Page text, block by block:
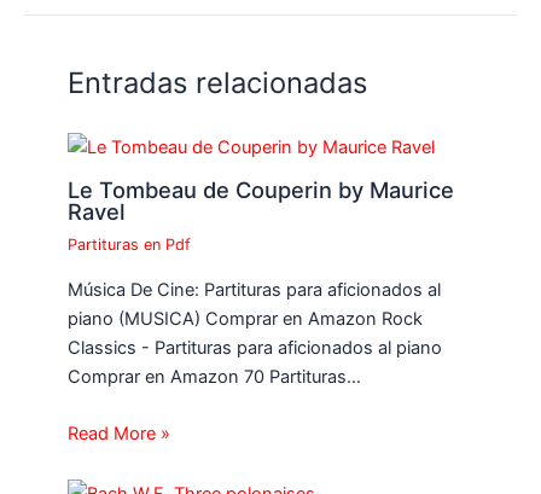
Entradas relacionadas
Le Tombeau de Couperin by Maurice
Ravel
Partituras en Pdf
Música De Cine: Partituras para aficionados al
piano (MUSICA) Comprar en Amazon Rock
Classics - Partituras para aficionados al piano
Comprar en Amazon 70 Partituras…
Read More »